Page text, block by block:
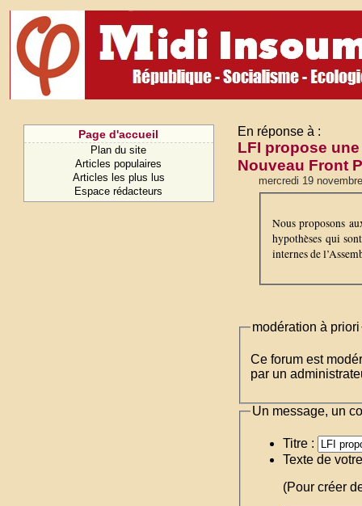
Page d'accueil
Plan du site
Articles populaires
Articles les plus lus
Espace rédacteurs
En réponse à :
LFI propose
Nouveau Front
mercredi 19
Nous proposons
hypothèses qui
internes de
modération à priori
Ce forum est
par un
Un message, un
Titre :
Texte de
(Pour créer